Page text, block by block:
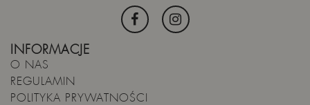
INFORMACJE
O NAS
REGULAMIN
POLITYKA PRYWATNOŚCI